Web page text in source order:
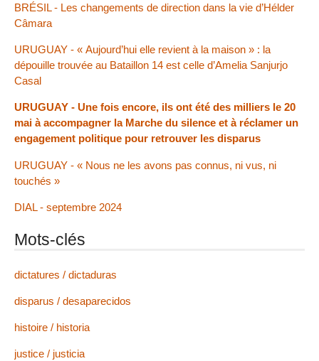
BRÉSIL - Les changements de direction dans la vie d’Hélder
Câmara
URUGUAY - « Aujourd’hui elle revient à la maison » : la
dépouille trouvée au Bataillon 14 est celle d’Amelia Sanjurjo
Casal
URUGUAY - Une fois encore, ils ont été des milliers le 20
mai à accompagner la Marche du silence et à réclamer un
engagement politique pour retrouver les disparus
URUGUAY - « Nous ne les avons pas connus, ni vus, ni
touchés »
DIAL - septembre 2024
Mots-clés
dictatures / dictaduras
disparus / desaparecidos
histoire / historia
justice / justicia